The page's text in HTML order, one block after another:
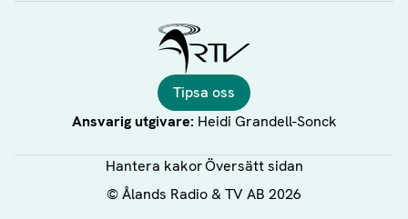
Tipsa oss
Ansvarig utgivare: Heidi Grandell-Sonck
Hantera kakorÖversätt sidan
©Ålands Radio & TV AB 2026